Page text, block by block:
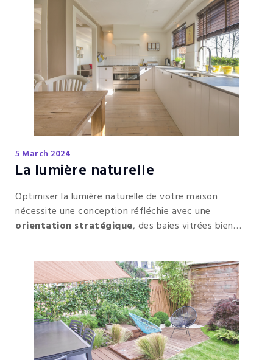
de technologies modernes pour uneexpérience de
unique et durable.
5 March 2024
La lumière naturelle
Optimiser la lumière naturelle de votre maison
nécessite une conception réfléchie avec une
orientation stratégique, des baies vitrées bien
pouvez créer un environnement intérieur lumineux,
propice au bien-être.